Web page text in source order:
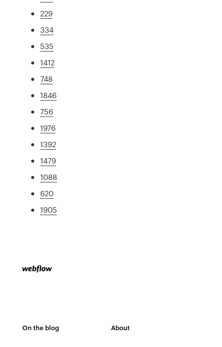
229
334
535
1412
748
1846
756
1976
1392
1479
1088
620
1905
On the blog About